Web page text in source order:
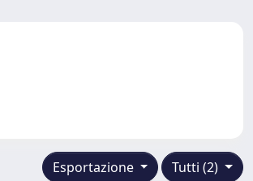
Tutti (2)
Esportazione